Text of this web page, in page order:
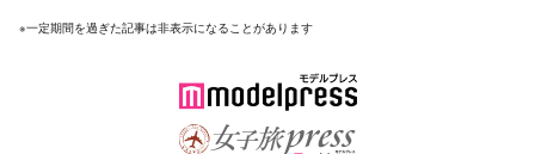
※一定期間を過ぎた記事は非表示になることがあります